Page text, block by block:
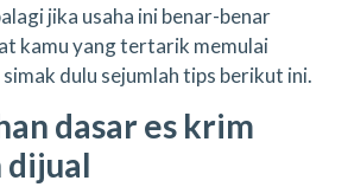
jika usaha ini benar-benar
kamu yang tertarik memulai
dulu sejumlah tips berikut ini.
dasar es krim
dijual